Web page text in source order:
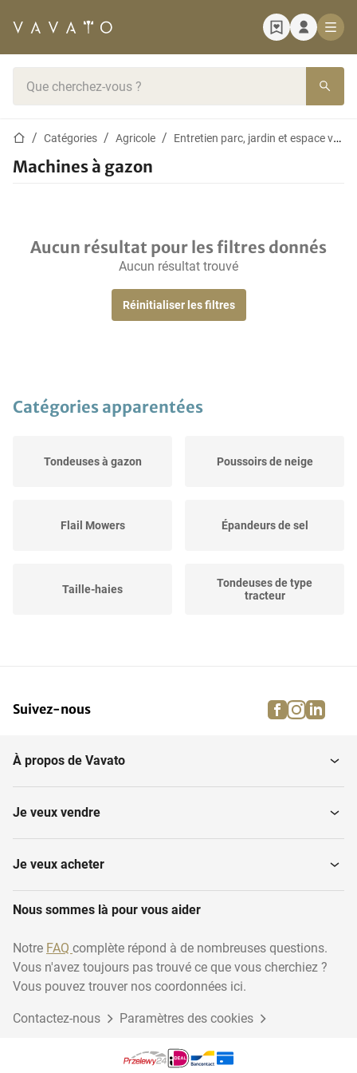
Page d'accueil
Catégories Agricole Entretien parc, jardin et espace vert
Machines à gazon
Aucun résultat pour les filtres donnés
Aucun résultat trouvé
Réinitialiser les filtres
Catégories apparentées
Tondeuses à gazon Poussoirs de neige
Flail Mowers Épandeurs de sel
Taille-haies
Tondeuses de type
tracteur
Déchiqueteuses de bois Fendeuses à bois
Houes rotatives
Suivez-nous facebook
À propos de Vavato
Je veux vendre
Je veux acheter
Nous sommes là pour vous aider
Notre FAQ complète répond à de nombreuses questions.
Vous n'avez toujours pas trouvé ce que vous cherchiez ?
Vous pouvez trouver nos coordonnées ici.
Contactez-nous Paramètres des cookies